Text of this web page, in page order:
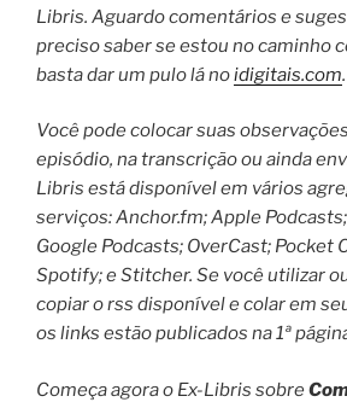
Libris. Aguardo comentários e
preciso saber se estou no caminho
basta dar um pulo lá noidigitais.com.
Você pode colocar suas
episódio, na transcrição ou ainda
Libris está disponível em vários
serviços: Anchor.fm; Apple
Google Podcasts; OverCast; Pocket
Spotify; e Stitcher. Se você utilizar
copiar o rss disponível e colar em
os links estão publicados na 1ª
Começa agora o Ex-Libris sobre